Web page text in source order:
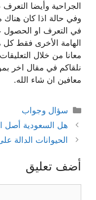
الجراحية وأيضا
وفي حالة اذا كان هناك
في التعرف او الحصول
الهامة الأخرى فقط كل
معانا من خلال
نلقاكم في مقال اخر
معافين ان شاء الله.
التصنيفات
سؤال وجواب
هل السعودية أصل
الحيوانات الدالة
أضف تعليق